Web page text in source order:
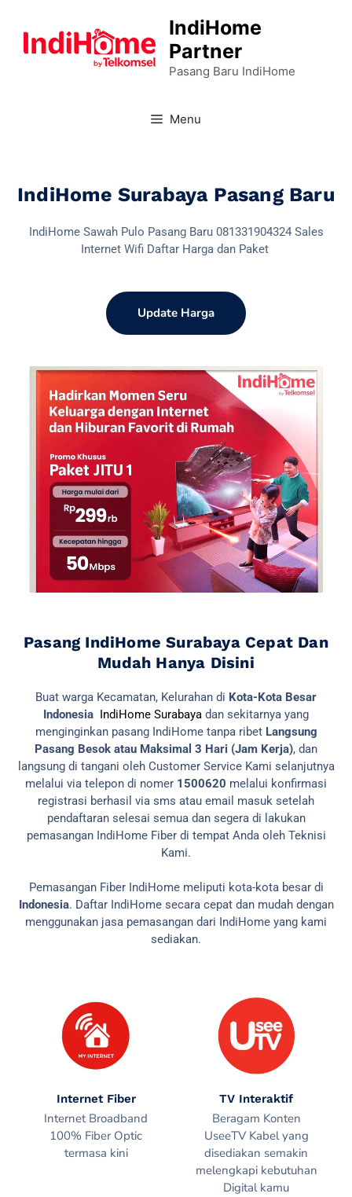
IndiHome
Partner
Pasang Baru IndiHome
Menu
IndiHome Surabaya Pasang Baru
IndiHome Sawah Pulo Pasang Baru 081331904324 Sales
Internet Wifi Daftar Harga dan Paket
Update Harga
Pasang IndiHome Surabaya Cepat Dan
Mudah Hanya Disini
Buat warga Kecamatan, Kelurahan di Kota-Kota Besar
Indonesia IndiHome Surabaya dan sekitarnya yang
menginginkan pasang IndiHome tanpa ribet Langsung
Pasang Besok atau Maksimal 3 Hari (Jam Kerja), dan
langsung di tangani oleh Customer Service Kami selanjutnya
melalui via telepon di nomer 1500620 melalui konfirmasi
registrasi berhasil via sms atau email masuk setelah
pendaftaran selesai semua dan segera di lakukan
pemasangan IndiHome Fiber di tempat Anda oleh Teknisi
Kami.
Pemasangan Fiber IndiHome meliputi kota-kota besar di
Indonesia. Daftar IndiHome secara cepat dan mudah dengan
menggunakan jasa pemasangan dari IndiHome yang kami
sediakan.
Internet Fiber
Internet Broadband
100% Fiber Optic
termasa kini
TV Interaktif
Beragam Konten
UseeTV Kabel yang
disediakan semakin
melengkapi kebutuhan
Digital kamu